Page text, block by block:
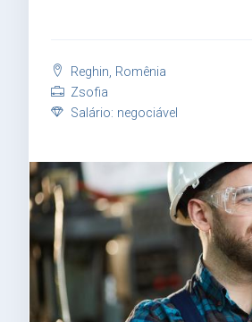
Reghin, Romênia
Zsofia
Salário: negociável